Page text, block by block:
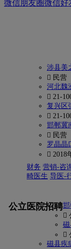
微信朋友圈微信好
涉县美
 民营
河北魏
 21-
复兴区
 21-
邯郸冀
 民营
罗晶晶
 2018
财务 营销-咨
畸医生 导医-
公立医院招聘邯


磁县疾